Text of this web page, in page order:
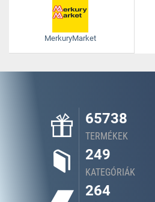
MerkuryMarket
65738
TERMÉKEK
249
KATEGÓRIÁK
264